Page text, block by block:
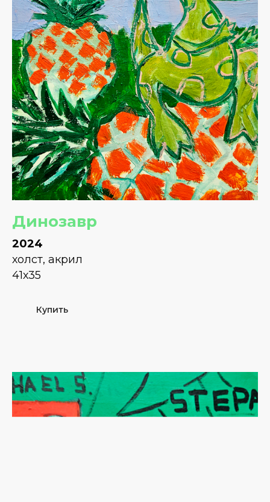
Динозавр
2024
холст, акрил
41х35
Купить